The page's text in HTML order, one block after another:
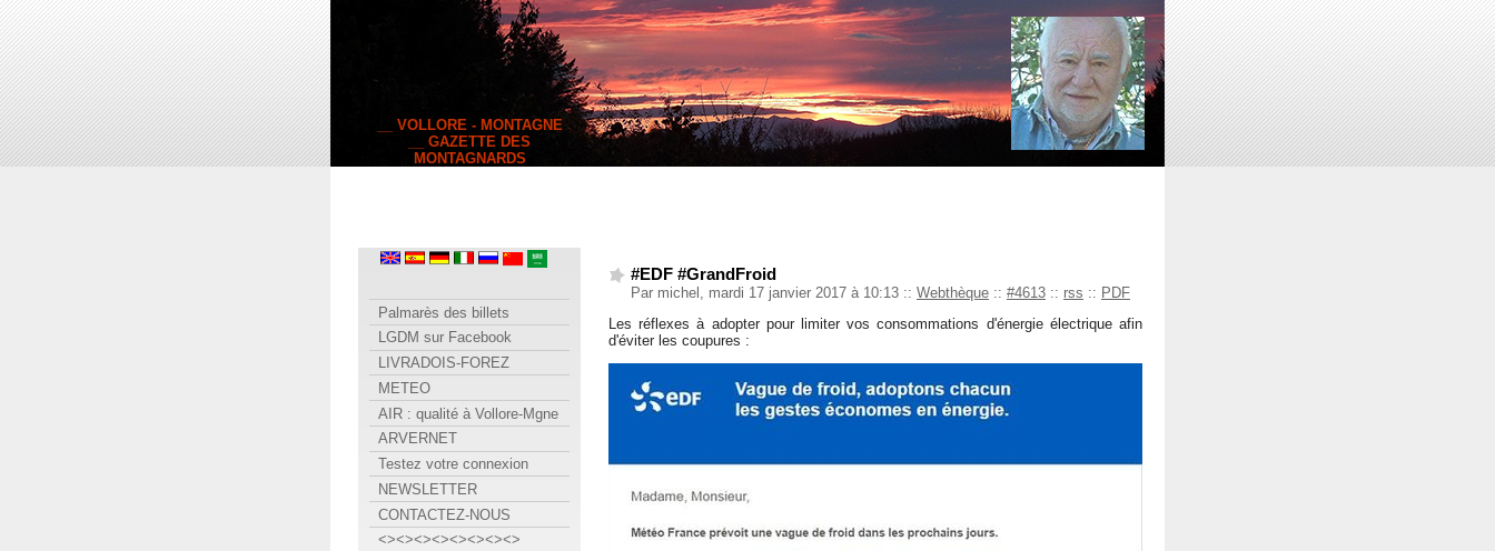
__ VOLLORE - MONTAGNE
__ GAZETTE DES
MONTAGNARDS
#EDF #GrandFroid
Par michel, mardi 17 janvier 2017 à 10:13 :: Webthèque :: #4613 :: rss :: PDF
Les réflexes à adopter pour limiter vos consommations d'énergie électrique afin
d'éviter les coupures :
Palmarès des billets
LGDM sur Facebook
LIVRADOIS-FOREZ
METEO
AIR : qualité à Vollore-Mgne
ARVERNET
Testez votre connexion
NEWSLETTER
CONTACTEZ-NOUS
<><><><><><><><>